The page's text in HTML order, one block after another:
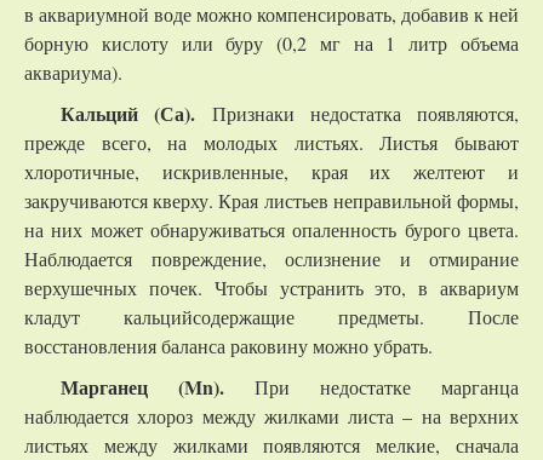
в аквариумной воде можно компенсировать, добавив к ней
борную кислоту или буру (0,2 мг на 1 литр объема
аквариума).
Кальций (Са). Признаки недостатка появляются,
прежде всего, на молодых листьях. Листья бывают
хлоротичные, искривленные, края их желтеют и
закручиваются кверху. Края листьев неправильной формы,
на них может обнаруживаться опаленность бурого цвета.
Наблюдается повреждение, ослизнение и отмирание
верхушечных почек. Чтобы устранить это, в аквариум
кладут кальцийсодержащие предметы. После
восстановления баланса раковину можно убрать.
Марганец (Mn). При недостатке марганца
наблюдается хлороз между жилками листа – на верхних
листьях между жилками появляются мелкие, сначала